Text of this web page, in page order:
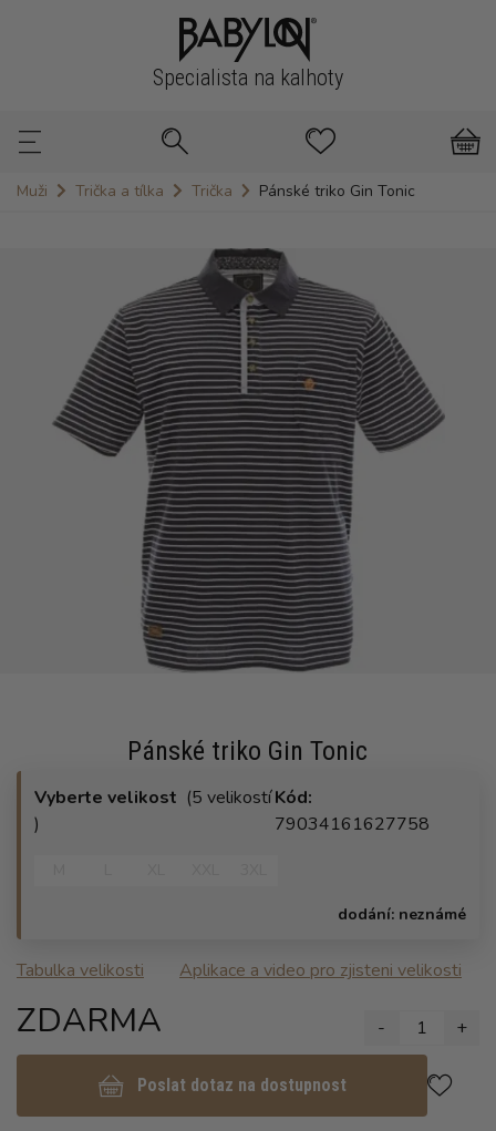
Specialista na kalhoty
Muži Trička a tílka Trička Pánské triko Gin Tonic
Pánské triko Gin Tonic
Vyberte velikost (5 velikostí
)
Kód:
79034161627758
dodání: neznámé
Tabulka velikosti Aplikace a video pro zjisteni velikosti
ZDARMA - 1 +
Poslat dotaz na dostupnost